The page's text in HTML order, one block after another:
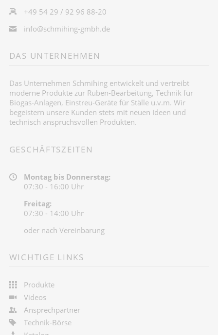
+49 54 29 / 92 96 88-20
info@schmihing-gmbh.de
DAS UNTERNEHMEN
Das Unternehmen Schmihing entwickelt und vertreibt
moderne Produkte zur Rüben-Bearbeitung, Technik für
Biogas-Anlagen, Einstreu-Geräte für Ställe u.v.m. Wir
begeistern unsere Kunden stets mit neuen Ideen und
technisch anspruchsvollen Produkten.
GESCHÄFTSZEITEN
Montag bis Donnerstag:
07:30 - 16:00 Uhr
Freitag:
07:30 - 14:00 Uhr
oder nach Vereinbarung
WICHTIGE LINKS
Produkte
Videos
Ansprechpartner
Technik-Börse